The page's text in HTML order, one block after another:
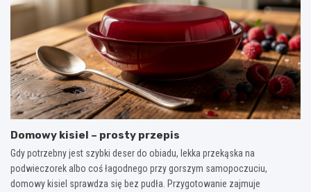
Domowy kisiel – prosty przepis
Gdy potrzebny jest szybki deser do obiadu, lekka przekąska na
podwieczorek albo coś łagodnego przy gorszym samopoczuciu,
domowy kisiel sprawdza się bez pudła. Przygotowanie zajmuje